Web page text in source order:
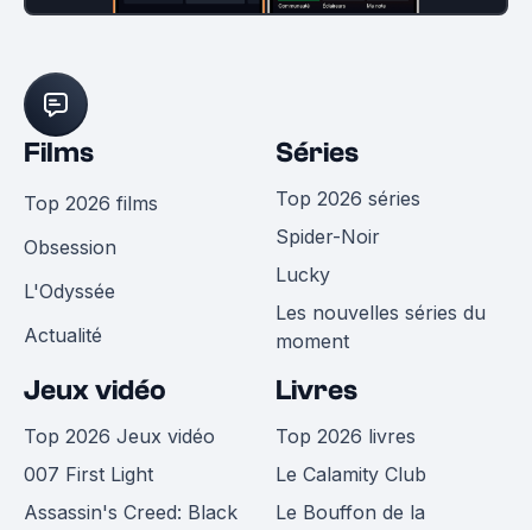
Films
Top 2026 films
Obsession
L'Odyssée
Actualité
Séries
Top 2026 séries
Spider-Noir
Lucky
Les nouvelles séries du
moment
Jeux vidéo
Top 2026 Jeux vidéo
007 First Light
Assassin's Creed: Black
Livres
Top 2026 livres
Le Calamity Club
Le Bouffon de la